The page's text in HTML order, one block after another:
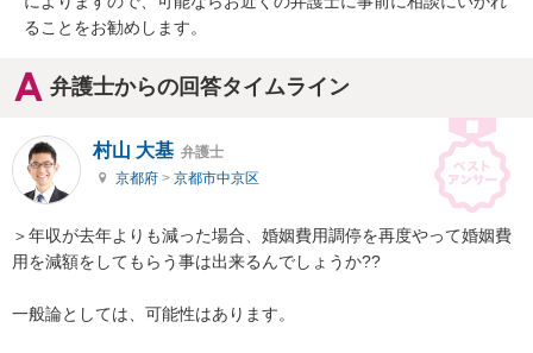
ることをお勧めします。
弁護士からの回答タイムライン
村山 大基 弁護士
京都府 > 京都市中京区
＞年収が去年よりも減った場合、婚姻費用調停を再度やって婚姻費
用を減額をしてもらう事は出来るんでしょうか??
一般論としては、可能性はあります。